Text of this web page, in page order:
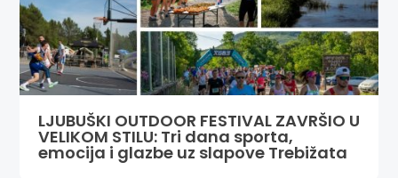
LJUBUŠKI OUTDOOR FESTIVAL ZAVRŠIO U
VELIKOM STILU: Tri dana sporta,
emocija i glazbe uz slapove Trebižata